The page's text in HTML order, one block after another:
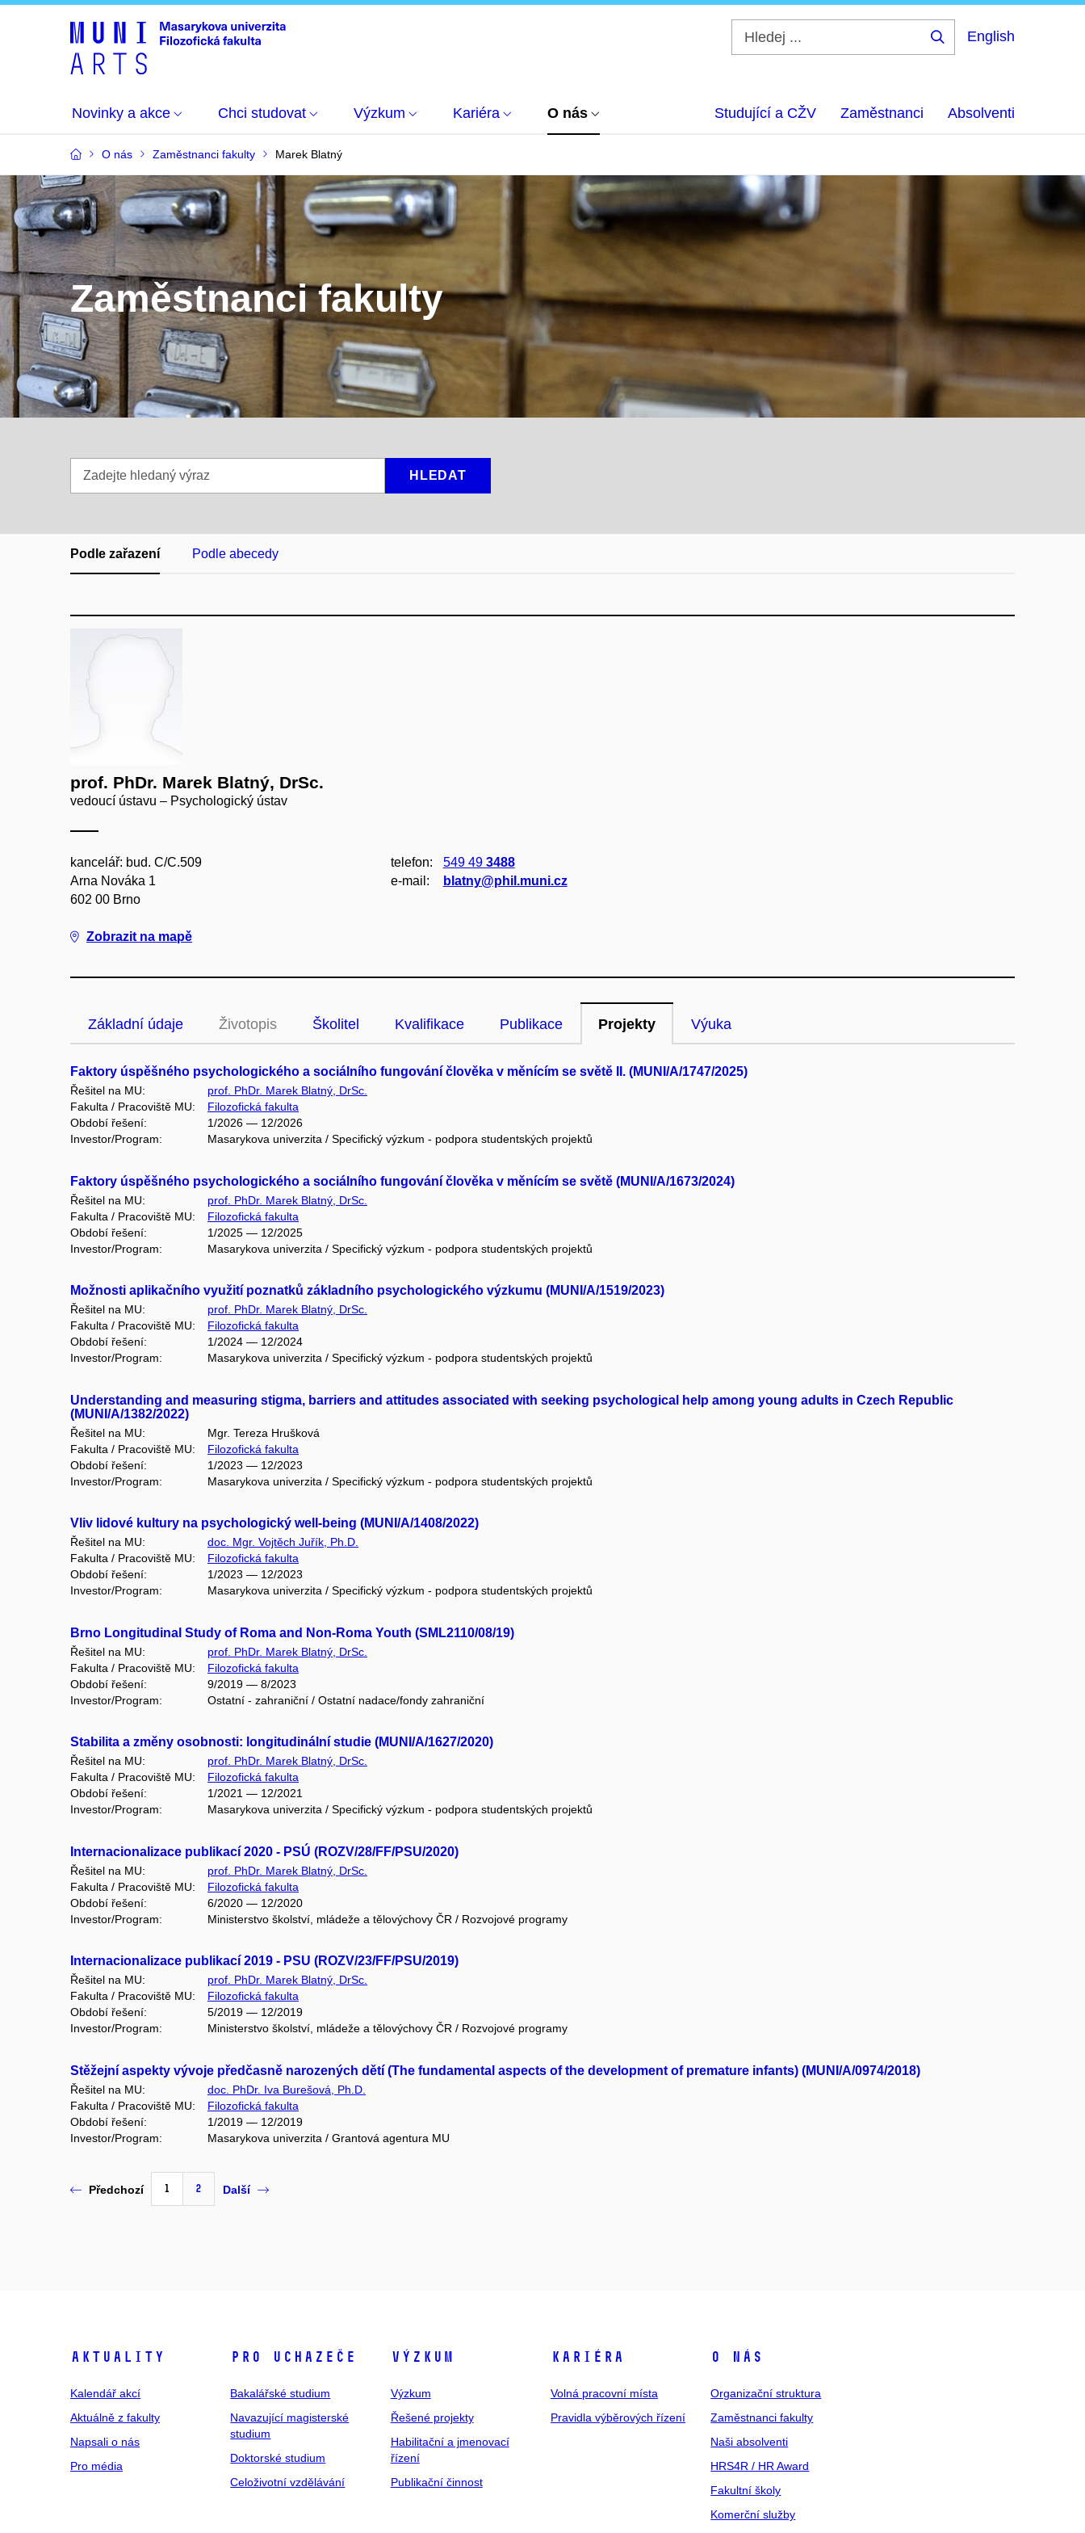
English
Novinky a akce Chci studovat Výzkum Kariéra O nás Studující a CŽV Zaměstnanci Absolventi
O nás Zaměstnanci fakulty Marek Blatný
Zaměstnanci fakulty
hledaný
HLEDAT
Podle zařazení Podle abecedy
prof. PhDr. Marek Blatný, DrSc.
vedoucí ústavu – Psychologický ústav
kancelář: bud. C/C.509
Arna Nováka 1
602 00 Brno
Zobrazit na mapě
telefon: 549 49 3488
e‑mail:
blatny@phil.muni.cz
Základní údaje Životopis Školitel Kvalifikace Publikace Projekty Výuka
Faktory úspěšného psychologického a sociálního fungování člověka v měnícím se světě II. (MUNI/A/1747/2025)
Řešitel na MU:
prof. PhDr. Marek Blatný, DrSc.
Fakulta / Pracoviště MU:
Filozofická fakulta
Období řešení:
1/2026 — 12/2026
Investor/Program:
Masarykova univerzita / Specifický výzkum - podpora studentských projektů
Faktory úspěšného psychologického a sociálního fungování člověka v měnícím se světě (MUNI/A/1673/2024)
Řešitel na MU:
prof. PhDr. Marek Blatný, DrSc.
Fakulta / Pracoviště MU:
Filozofická fakulta
Období řešení:
1/2025 — 12/2025
Investor/Program:
Masarykova univerzita / Specifický výzkum - podpora studentských projektů
Možnosti aplikačního využití poznatků základního psychologického výzkumu (MUNI/A/1519/2023)
Řešitel na MU:
prof. PhDr. Marek Blatný, DrSc.
Fakulta / Pracoviště MU:
Filozofická fakulta
Období řešení:
1/2024 — 12/2024
Investor/Program:
Masarykova univerzita / Specifický výzkum - podpora studentských projektů
Understanding and measuring stigma, barriers and attitudes associated with seeking psychological help among young adults in Czech Republic
(MUNI/A/1382/2022)
Řešitel na MU:
Mgr. Tereza Hrušková
Fakulta / Pracoviště MU:
Filozofická fakulta
Období řešení:
1/2023 — 12/2023
Investor/Program:
Masarykova univerzita / Specifický výzkum - podpora studentských projektů
Vliv lidové kultury na psychologický well-being (MUNI/A/1408/2022)
Řešitel na MU:
doc. Mgr. Vojtěch Juřík, Ph.D.
Fakulta / Pracoviště MU:
Filozofická fakulta
Období řešení:
1/2023 — 12/2023
Investor/Program:
Masarykova univerzita / Specifický výzkum - podpora studentských projektů
Brno Longitudinal Study of Roma and Non-Roma Youth (SML2110/08/19)
Řešitel na MU:
prof. PhDr. Marek Blatný, DrSc.
Fakulta / Pracoviště MU:
Filozofická fakulta
Období řešení:
9/2019 — 8/2023
Investor/Program:
Ostatní - zahraniční / Ostatní nadace/fondy zahraniční
Stabilita a změny osobnosti: longitudinální studie (MUNI/A/1627/2020)
Řešitel na MU:
prof. PhDr. Marek Blatný, DrSc.
Fakulta / Pracoviště MU:
Filozofická fakulta
Období řešení:
1/2021 — 12/2021
Investor/Program:
Masarykova univerzita / Specifický výzkum - podpora studentských projektů
Internacionalizace publikací 2020 - PSÚ (ROZV/28/FF/PSU/2020)
Řešitel na MU:
prof. PhDr. Marek Blatný, DrSc.
Fakulta / Pracoviště MU:
Filozofická fakulta
Období řešení:
6/2020 — 12/2020
Investor/Program:
Ministerstvo školství, mládeže a tělovýchovy ČR / Rozvojové programy
Internacionalizace publikací 2019 - PSU (ROZV/23/FF/PSU/2019)
Řešitel na MU:
prof. PhDr. Marek Blatný, DrSc.
Fakulta / Pracoviště MU:
Filozofická fakulta
Období řešení:
5/2019 — 12/2019
Investor/Program:
Ministerstvo školství, mládeže a tělovýchovy ČR / Rozvojové programy
Stěžejní aspekty vývoje předčasně narozených dětí (The fundamental aspects of the development of premature infants) (MUNI/A/0974/2018)
Řešitel na MU:
doc. PhDr. Iva Burešová, Ph.D.
Fakulta / Pracoviště MU:
Filozofická fakulta
Období řešení:
1/2019 — 12/2019
Investor/Program:
Masarykova univerzita / Grantová agentura MU
Předchozí 1 2 Další
Aktuality
Kalendář akcí
Aktuálně z fakulty
Napsali o nás
Pro média
Pro uchazeče
Bakalářské studium
Navazující magisterské
studium
Doktorské studium
Celoživotní vzdělávání
Výzkum
Výzkum
Řešené projekty
Habilitační a jmenovací
řízení
Publikační činnost
Kariéra
Volná pracovní místa
Pravidla výběrových řízení
O nás
Organizační struktura
Zaměstnanci fakulty
Naši absolventi
HRS4R / HR Award
Fakultní školy
Komerční služby